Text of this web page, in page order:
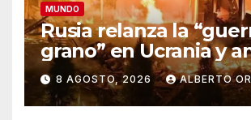
MUNDO
Rusia relanza la
grano” en Ucrania y
el suministro global
alimentos
8 AGOSTO, 2026 ALBERTO